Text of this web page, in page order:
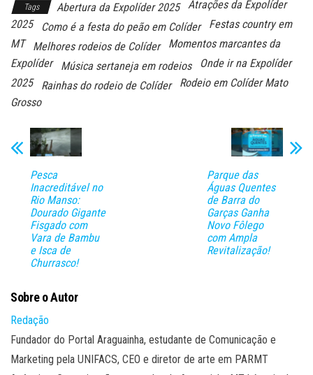
Tags Abertura da Expolíder 2025
Atrações da Expolíder
2025
Como é a festa do peão em Colíder
Festas country em
MT
Melhores rodeios de Colíder
Momentos marcantes da
Expolíder
Música sertaneja em rodeios
Onde ir na Expolíder
2025
Rainhas do rodeio de Colíder
Rodeio em Colíder Mato
Grosso
Pesca
Inacreditável no
Rio Manso:
Dourado Gigante
Fisgado com
Vara de Bambu
e Isca de
Churrasco!
Parque das
Águas Quentes
de Barra do
Garças Ganha
Novo Fôlego
com Ampla
Revitalização!
Sobre o Autor
Redação
Fundador do Portal Araguainha, estudante de Comunicação e
Marketing pela UNIFACS, CEO e diretor de arte em PARMT